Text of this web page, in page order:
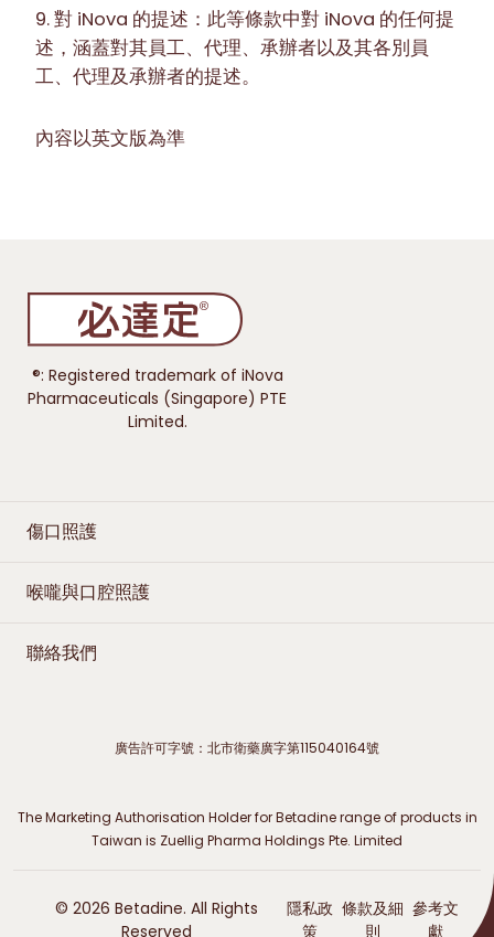
9. 對 iNova 的提述：此等條款中對 iNova 的任何提
述，涵蓋對其員工、代理、承辦者以及其各別員
工、代理及承辦者的提述。
內容以英文版為準
®: Registered trademark of iNova
Pharmaceuticals (Singapore) PTE
Limited.
傷口照護
喉嚨與口腔照護
聯絡我們
廣告許可字號：北市衛藥廣字第115040164號
The Marketing Authorisation Holder for Betadine range of products in
Taiwan is Zuellig Pharma Holdings Pte. Limited
© 2026 Betadine. All Rights
Reserved
隱私政
策
條款及細
則
參考文
獻